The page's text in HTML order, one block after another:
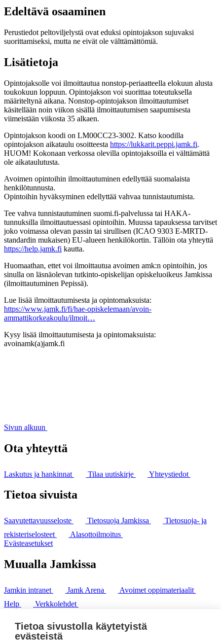
Edeltävä osaaminen
Perustiedot peltoviljelystä ovat eduksi opintojakson sujuvaksi
suorittamiseksi, mutta ne eivät ole välttämättömiä.
Lisätietoja
Opintojaksolle voi ilmoittautua nonstop-periaatteella elokuun alusta
toukokuun loppuun. Opintojakson voi suorittaa toteutuksella
määriteltynä aikana. Nonstop-opintojakson ilmoittautumiset
käsitellään noin viikon sisällä ilmoittautumisen saapumisesta
viimeistään viikosta 35 alkaen.
Opintojakson koodi on LM00CC23-3002. Katso koodilla
opintojakson aikataulu osoitteesta https://lukkarit.peppi.jamk.fi.
HUOM! Kokonaan verkossa olevilla opintojaksoilla ei välttämättä
ole aikataulutusta.
Avoimen opintoihin ilmoittautuminen edellyttää suomalaista
henkilötunnusta.
Opintoihin hyväksyminen edellyttää vahvaa tunnistautumista.
Tee vahva tunnistautuminen suomi.fi-palvelussa tai HAKA-
tunnuksilla ilmoittautuessasi opintoihin. Muussa tapauksessa tarvitset
joko voimassa olevan passin tai sirullisen (ICAO 9303 E-MRTD-
standardin mukaisen) EU-alueen henkilökortin. Tällöin ota yhteyttä
https://help.jamk.fi kautta.
Huomaathan, ettet voi ilmoittautua avoimen amk:n opintoihin, jos
sinulla on läsnäolevan tutkinto-opiskelijan opiskeluoikeus Jamkissa
(ilmoittautuminen Pepissä).
Lue lisää ilmoittautumisesta ja opintomaksuista:
https://www.jamk.fi/fi/hae-opiskelemaan/avoin-
ammattikorkeakoulu/ilmoit…
Kysy lisää ilmoittautumisesta ja opintomaksuista:
avoinamk(a)jamk.fi
Sivun alkuun
Ota yhteyttä
Laskutus ja hankinnat Tilaa uutiskirje Yhteystiedot
Tietoa sivuista
Saavutettavuusseloste Tietosuoja Jamkissa
Tietosuoja- ja
rekisteriselosteet
Alasottoilmoitus
Evästeasetukset
Muualla Jamkissa
Jamkin intranet Jamk Arena
Avoimet oppimateriaalit
Help
Verkkolehdet
puh. +358 20 743 8100
fax. +358 14 449 9694
Tietoa sivustolla käytetyistä
evästeistä